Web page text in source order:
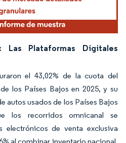
Las Plataformas Digitales
el 43,02% de la cuota del
los Países Bajos en 2025, y su
autos usados de los Países Bajos
los recorridos omnicanal se
electrónicos de venta exclusiva